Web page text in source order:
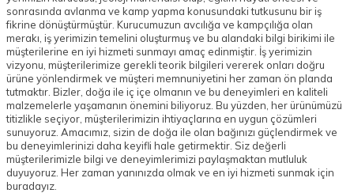
sonrasında avlanma ve kamp yapma konusundaki tutkusunu bir iş
fikrine dönüştürmüştür. Kurucumuzun avcılığa ve kampçılığa olan
merakı, iş yerimizin temelini oluşturmuş ve bu alandaki bilgi birikimi ile
müşterilerine en iyi hizmeti sunmayı amaç edinmiştir. İş yerimizin
vizyonu, müşterilerimize gerekli teorik bilgileri vererek onları doğru
ürüne yönlendirmek ve müşteri memnuniyetini her zaman ön planda
tutmaktır. Bizler, doğa ile iç içe olmanın ve bu deneyimleri en kaliteli
malzemelerle yaşamanın önemini biliyoruz. Bu yüzden, her ürünümüzü
titizlikle seçiyor, müşterilerimizin ihtiyaçlarına en uygun çözümleri
sunuyoruz. Amacımız, sizin de doğa ile olan bağınızı güçlendirmek ve
bu deneyimlerinizi daha keyifli hale getirmektir. Siz değerli
müşterilerimizle bilgi ve deneyimlerimizi paylaşmaktan mutluluk
duyuyoruz. Her zaman yanınızda olmak ve en iyi hizmeti sunmak için
buradayız.